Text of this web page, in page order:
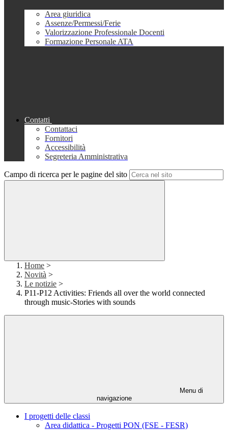
Area giuridica
Assenze/Permessi/Ferie
Valorizzazione Professionale Docenti
Formazione Personale ATA
Contatti
Contattaci
Fornitori
Accessibilità
Segreteria Amministrativa
Campo di ricerca per le pagine del sito
Home >
Novità >
Le notizie >
P11-P12 Activities: Friends all over the world connected
through music-Stories with sounds
Menu di
navigazione
I progetti delle classi
Area didattica - Progetti PON (FSE - FESR)